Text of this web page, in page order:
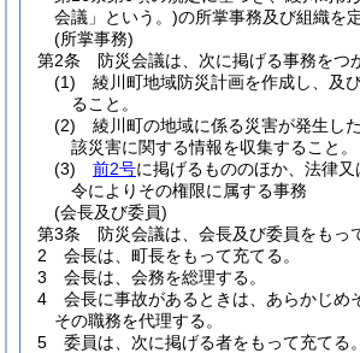
会議」という。)の所掌事務及び組織を
(所掌事務)
第2条
防災会議は、次に掲げる事務をつ
(1)
綾川町地域防災計画を作成し、及
ること。
(2)
綾川町の地域に係る災害が発生し
該災害に関する情報を収集すること。
(3)
前2号に掲げるもののほか、法律
令によりその権限に属する事務
(会長及び委員)
第3条
防災会議は、会長及び委員をもっ
2
会長は、町長をもって充てる。
3
会長は、会務を総理する。
4
会長に事故があるときは、あらかじめ
その職務を代理する。
5
委員は、次に掲げる者をもって充てる。